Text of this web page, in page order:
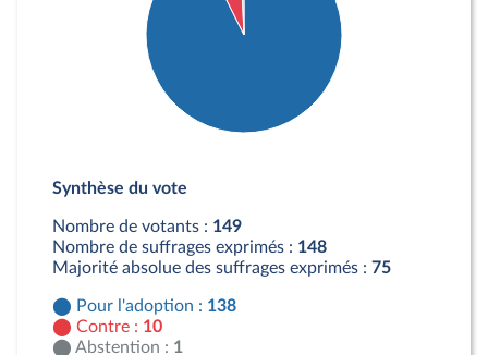
Contre : 10 députés
Synthèse du vote
Nombre de votants : 149
Nombre de suffrages exprimés : 148
Majorité absolue des suffrages exprimés : 75
Pour l'adoption : 138
Contre : 10
Abstention : 1